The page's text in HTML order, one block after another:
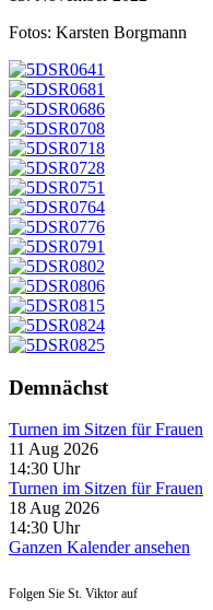
Fotos: Karsten Borgmann
Demnächst
Turnen im Sitzen für Frauen
11 Aug 2026
14:30 Uhr
Turnen im Sitzen für Frauen
18 Aug 2026
14:30 Uhr
Ganzen Kalender ansehen
Folgen Sie St. Viktor auf